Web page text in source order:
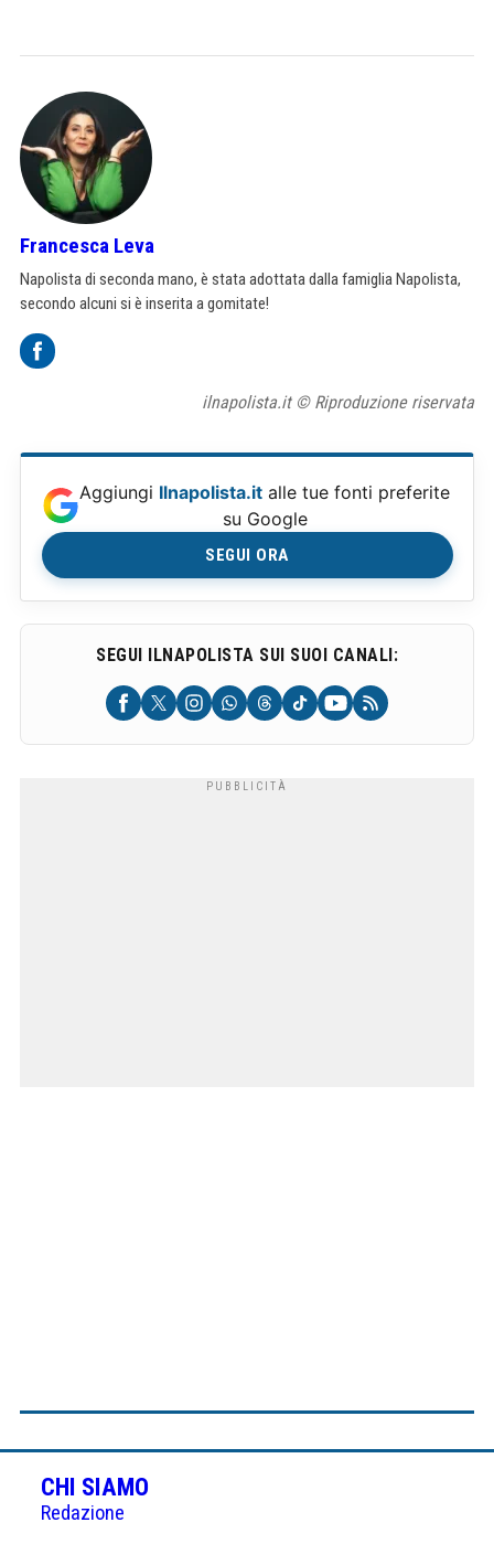
Francesca Leva
Napolista di seconda mano, è stata adottata dalla famiglia Napolista,
secondo alcuni si è inserita a gomitate!
ilnapolista.it © Riproduzione riservata
Aggiungi Ilnapolista.it alle tue fonti preferite
su Google
SEGUI ORA
SEGUI ILNAPOLISTA SUI SUOI CANALI:
CHI SIAMO
Redazione